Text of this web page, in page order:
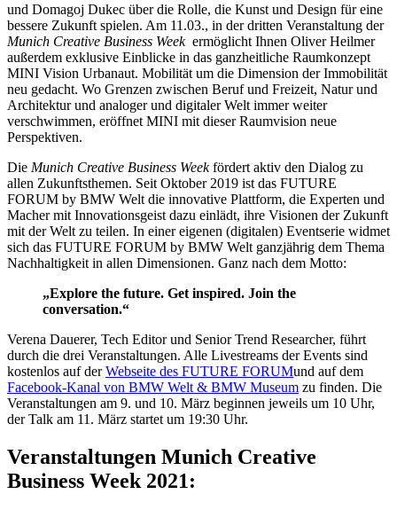
und Domagoj Dukec über die Rolle, die Kunst und Design für eine
bessere Zukunft spielen. Am 11.03., in der dritten Veranstaltung der
Munich Creative Business Week ermöglicht Ihnen Oliver Heilmer
außerdem exklusive Einblicke in das ganzheitliche Raumkonzept
MINI Vision Urbanaut. Mobilität um die Dimension der Immobilität
neu gedacht. Wo Grenzen zwischen Beruf und Freizeit, Natur und
Architektur und analoger und digitaler Welt immer weiter
verschwimmen, eröffnet MINI mit dieser Raumvision neue
Perspektiven.
Die Munich Creative Business Weekfördert aktiv den Dialog zu
allen Zukunftsthemen. Seit Oktober 2019 ist das FUTURE
FORUM by BMW Welt die innovative Plattform, die Experten und
Macher mit Innovationsgeist dazu einlädt, ihre Visionen der Zukunft
mit der Welt zu teilen. In einer eigenen (digitalen) Eventserie widmet
sich das FUTURE FORUM by BMW Welt ganzjährig dem Thema
Nachhaltigkeit in allen Dimensionen. Ganz nach dem Motto:
„Explore the future. Get inspired. Join the
conversation.“
Verena Dauerer, Tech Editor und Senior Trend Researcher, führt
durch die drei Veranstaltungen. Alle Livestreams der Events sind
kostenlos auf derWebseite des FUTURE FORUMund auf dem
Facebook-Kanal von BMW Welt & BMW Museum zu finden. Die
Veranstaltungen am 9. und 10. März beginnen jeweils um 10 Uhr,
der Talk am 11. März startet um 19:30 Uhr.
Veranstaltungen Munich Creative
Business Week 2021: